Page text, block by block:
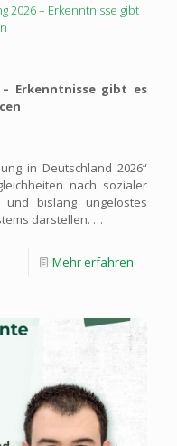
2026 – Erkenntnisse gibt
– Erkenntnisse gibt es
in Deutschland 2026“
nach sozialer
bislang ungelöstes
darstellen. …
Mehr erfahren